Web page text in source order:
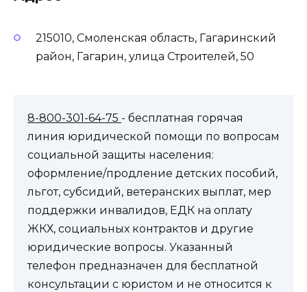
215010, Смоленская область, Гагаринский
район, Гагарин, улица Строителей, 50
8-800-301-64-75 - бесплатная горячая
линия юридической помощи по вопросам
социальной защиты населения:
оформление/продление детских пособий,
льгот, субсидий, ветеранских выплат, мер
поддержки инвалидов, ЕДК на оплату
ЖКХ, социальных контрактов и другие
юридические вопросы. Указанный
телефон предназначен для бесплатной
консультации с юристом и не относится к